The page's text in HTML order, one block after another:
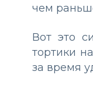
чем
Вот это
тортики
за время